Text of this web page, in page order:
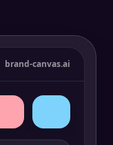
brand-canvas.ai